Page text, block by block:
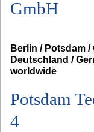
GmbH
Berlin / Potsdam /
Deutschland /
worldwide
Potsdam
4